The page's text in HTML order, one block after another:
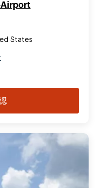
Airport
States